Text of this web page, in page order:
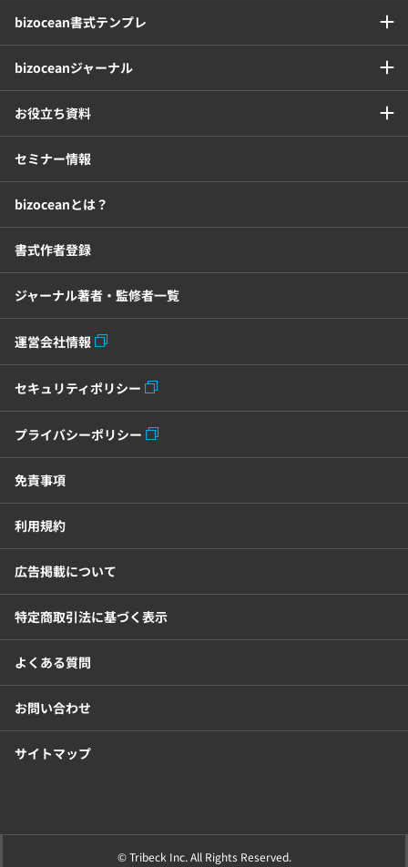
日程調整システム 日報アプリ
BIツール CTIシステム
モチベーション管理システム
リモートアクセスツール
電子請求書システム
給与計算システム
勤怠管理システム 採用管理システム
労務管理システム 健康管理システム
2026年トレンド
DX・デジタル化
中小企業経営
bizoceanお勧め動画 ビジネス支援ガイド
bizocean書式テンプレ
bizoceanジャーナル
お役立ち資料
セミナー情報
bizoceanとは？
書式作者登録
ジャーナル著者・監修者一覧
運営会社情報
セキュリティポリシー
プライバシーポリシー
免責事項
利用規約
広告掲載について
特定商取引法に基づく表示
よくある質問
お問い合わせ
サイトマップ
© Tribeck Inc. All Rights Reserved.